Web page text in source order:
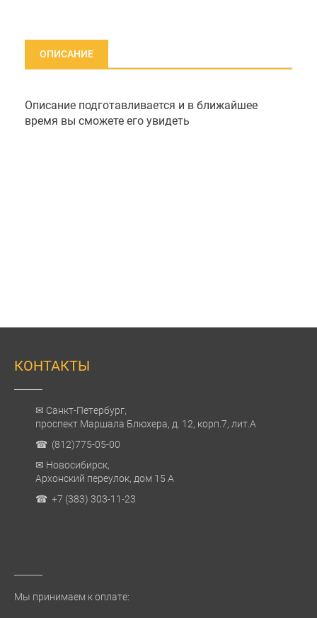
ОПИСАНИЕ
Описание подготавливается и в ближайшее
время вы сможете его увидеть
КОНТАКТЫ
✉ Санкт-Петербург,
проспект Маршала Блюхера, д. 12, корп.7, лит.А
☎ (812)775-05-00
✉ Новосибирск,
Архонский переулок, дом 15 А
☎ +7 (383) 303-11-23
Мы принимаем к оплате: